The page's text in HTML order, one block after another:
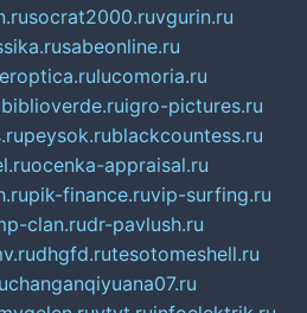
socrat2000.ruvgurin.ru
sabeonline.ru
lucomoria.ru
biblioverde.ruigro-pictures.ru
peysok.rublackcountess.ru
ocenka-appraisal.ru
pik-finance.ruvip-surfing.ru
clan.rudr-pavlush.ru
dhgfd.rutesotomeshell.ru
changanqiyuana07.ru